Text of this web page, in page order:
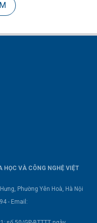
VÀ CÔNG NGHỆ VIỆT
Phường Yên Hoà, Hà Nội
- Email: